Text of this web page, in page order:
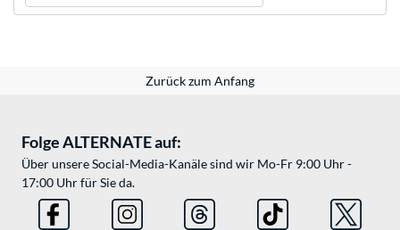
Zurück zum Anfang
Folge ALTERNATE auf:
Über unsere Social-Media-Kanäle sind wir Mo-Fr 9:00 Uhr -
17:00 Uhr für Sie da.